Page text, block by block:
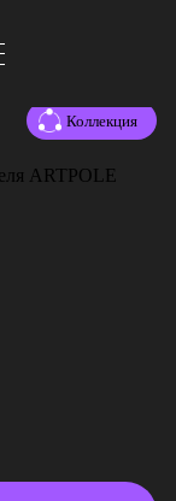
Коллекция